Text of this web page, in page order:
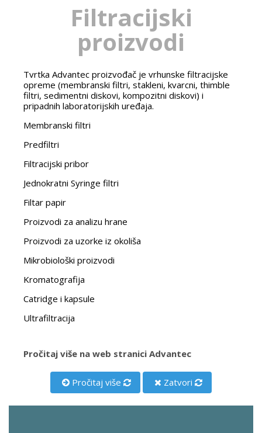
Filtracijski
proizvodi
Tvrtka Advantec proizvođač je vrhunske filtracijske
opreme (membranski filtri, stakleni, kvarcni, thimble
filtri, sedimentni diskovi, kompozitni diskovi) i
pripadnih laboratorijskih uređaja.
Membranski filtri
Predfiltri
Filtracijski pribor
Jednokratni Syringe filtri
Filtar papir
Proizvodi za analizu hrane
Proizvodi za uzorke iz okoliša
Mikrobiološki proizvodi
Kromatografija
Catridge i kapsule
Ultrafiltracija
Pročitaj više na web stranici Advantec
Pročitaj više Zatvori